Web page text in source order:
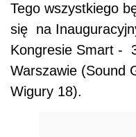
Tego wszystkiego
się na
Kongresie Smart -
Warszawie (Sound
Wigury 18).